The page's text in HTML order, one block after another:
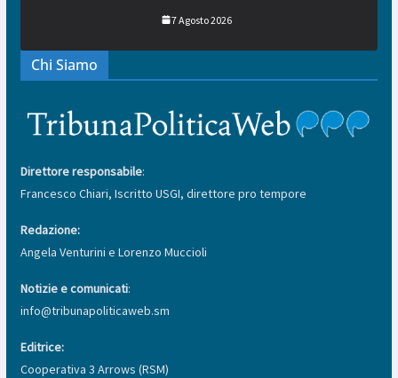
7 Agosto 2026
Chi Siamo
Direttore responsabile:
Francesco Chiari, Iscritto USGI, direttore pro tempore
Redazione:
Angela Venturini e Lorenzo Muccioli
Notizie e comunicati:
info@tribunapoliticaweb.sm
Editrice:
Cooperativa 3 Arrows (RSM)